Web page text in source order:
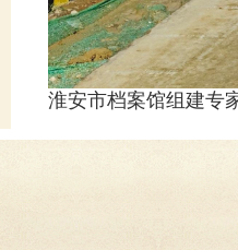
淮安市档案馆组建专